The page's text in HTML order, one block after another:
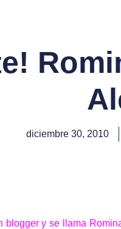
diciembre 30, 2010
blogger y se llama